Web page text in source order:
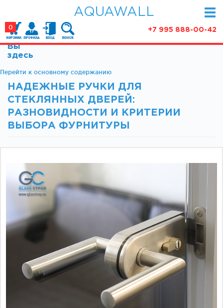
Перейти к основному содержанию
AQUAWALL
+7 995 888-00-42
0
КАТАЛОГ
Фурнитура для раздвижных дверей (закрытые
Фурнитура для раздвижных дверей (открытые
механизмы)
Фурнитура для маятниковых дверей
Ручки, кнобы
Зажимные профили
Фурнитура для межкомнатных дверей
Фурнитура для душевых ограждений (раздвижная
Фурнитура для душевых ограждений (распашная серия)
Двери межкомнатные цельностеклянные
АКЦИИ
ПАРТНЕРСТВО
СТАТЬИ
О КОМПАНИИ
Вы
здесь
НАДЕЖНЫЕ РУЧКИ ДЛЯ
СТЕКЛЯННЫХ ДВЕРЕЙ:
РАЗНОВИДНОСТИ И КРИТЕРИИ
ВЫБОРА ФУРНИТУРЫ